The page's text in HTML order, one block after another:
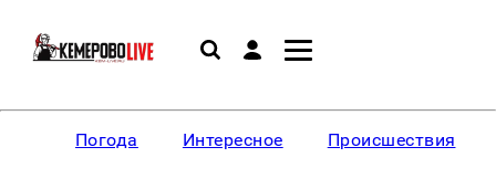
Погода Интересное Происшествия